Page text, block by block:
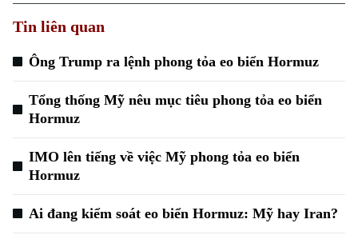
Xu hướng
Tin liên quan
Ông Trump ra lệnh phong tỏa eo biển Hormuz
Tổng thống Mỹ nêu mục tiêu phong tỏa eo biển
Hormuz
IMO lên tiếng về việc Mỹ phong tỏa eo biển
Hormuz
Ai đang kiểm soát eo biển Hormuz: Mỹ hay Iran?